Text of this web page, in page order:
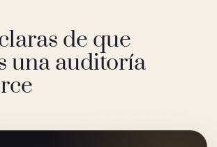
de que
una auditoría